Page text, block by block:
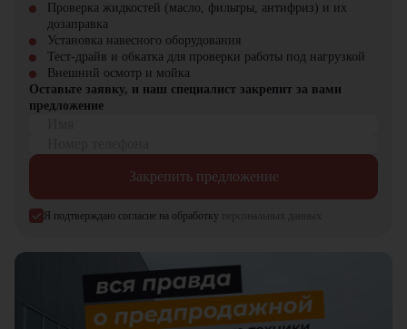
Проверка жидкостей (масло, фильтры, антифриз) и их
дозаправка
Установка навесного оборудования
Тест-драйв и обкатка для проверки работы под нагрузкой
Внешний осмотр и мойка
Оставьте заявку, и наш специалист закрепит за вами
предложение
Закрепить предложение
Я подтверждаю согласие на обработку персональных данных